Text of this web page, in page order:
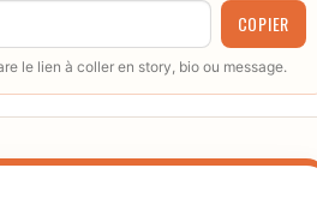
COPIER
le lien à coller en story, bio ou message.